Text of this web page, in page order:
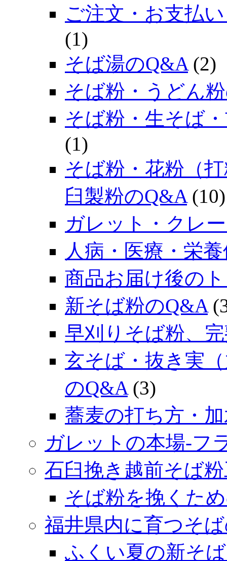
ご注文・お支払
(1)
そば湯のQ&A (2)
そば粉・うどん
そば粉・生そば
(1)
そば粉・花粉（
臼製粉のQ&A (10)
ガレット・クレ
人病・医療・栄
商品お届け後の
新そば粉のQ&A
早刈りそば粉、
玄そば・抜き実
のQ&A (3)
蕎麦の打ち方・
ガレットの本場‐フ
石臼挽き越前そば
そば粉を挽くた
福井県内に育つそ
ふくい夏の新そ